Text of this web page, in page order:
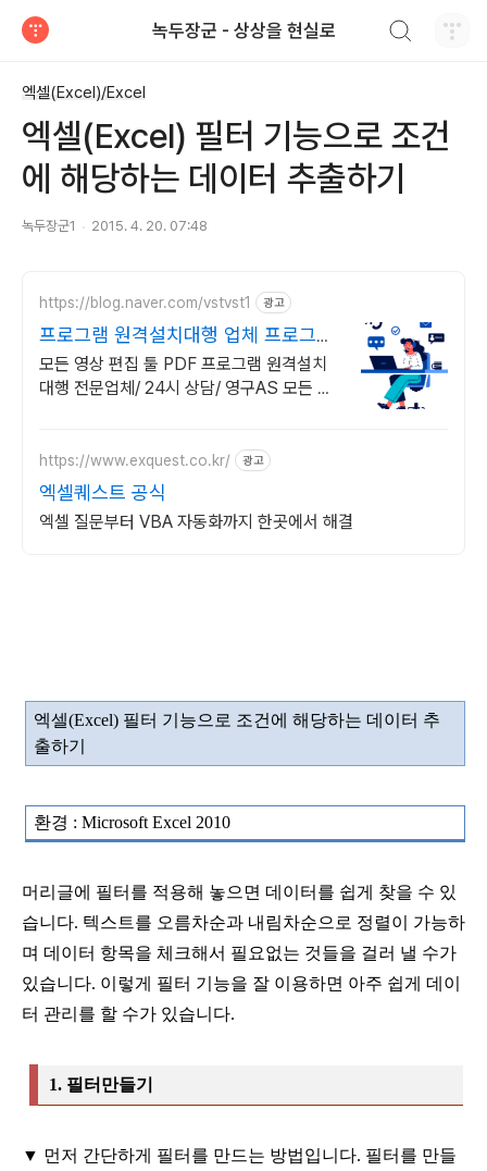
녹두장군 - 상상을 현실로
엑셀(Excel)/Excel
엑셀(Excel) 필터 기능으로 조건
에 해당하는 데이터 추출하기
녹두장군1 2015. 4. 20. 07:48
https://blog.naver.com/vstvst1 광고
프로그램 원격설치대행 업체 프로그램
원격설치대행 전문
모든 영상 편집 툴 PDF 프로그램 원격설치
대행 전문업체/ 24시 상담/ 영구AS 모든 영
https://www.exquest.co.kr/ 광고
엑셀퀘스트 공식
엑셀 질문부터 VBA 자동화까지 한곳에서 해결
엑셀(Excel) 필터 기능으로 조건에 해당하는 데이터 추
출하기
환경 : Microsoft Excel 2010
머리글에 필터를 적용해 놓으면 데이터를 쉽게 찾을 수 있
습니다. 텍스트를 오름차순과 내림차순으로 정렬이 가능하
며 데이터 항목을 체크해서 필요없는 것들을 걸러 낼 수가
있습니다. 이렇게 필터 기능을 잘 이용하면 아주 쉽게 데이
터 관리를 할 수가 있습니다.
1. 필터만들기
▼ 먼저 간단하게 필터를 만드는 방법입니다. 필터를 만들